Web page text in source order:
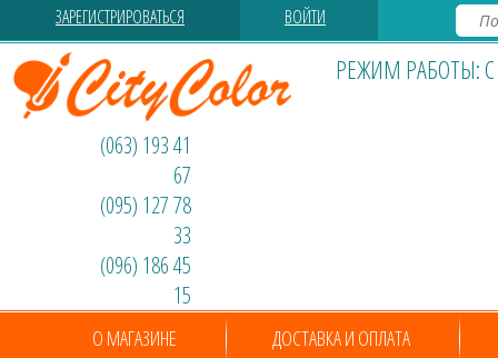
ЗАРЕГИСТРИРОВАТЬСЯ ВОЙТИ
РЕЖИМ РАБОТЫ: С
(063) 193 41
67
(095) 127 78
33
(096) 186 45
15
О МАГАЗИНЕ ДОСТАВКА И ОПЛАТА